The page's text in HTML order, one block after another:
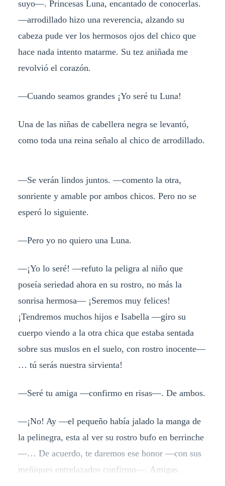
suyo—. Princesas Luna, encantado de conocerlas.
—arrodillado hizo una reverencia, alzando su
cabeza pude ver los hermosos ojos del chico que
hace nada intento matarme. Su tez aniñada me
revolvió el corazón.
—Cuando seamos grandes ¡Yo seré tu Luna!
Una de las niñas de cabellera negra se levantó,
como toda una reina señalo al chico de arrodillado.
—Se verán lindos juntos. —comento la otra,
sonriente y amable por ambos chicos. Pero no se
esperó lo siguiente.
—Pero yo no quiero una Luna.
—¡Yo lo seré! —refuto la peligra al niño que
poseía seriedad ahora en su rostro, no más la
sonrisa hermosa— ¡Seremos muy felices!
¡Tendremos muchos hijos e Isabella —giro su
cuerpo viendo a la otra chica que estaba sentada
sobre sus muslos en el suelo, con rostro inocente—
… tú serás nuestra sirvienta!
—Seré tu amiga —confirmo en risas—. De ambos.
—¡No! Ay —el pequeño había jalado la manga de
la pelinegra, esta al ver su rostro bufo en berrinche
—… De acuerdo, te daremos ese honor —con sus
meñiques entrelazados confirmo—. Amigas.